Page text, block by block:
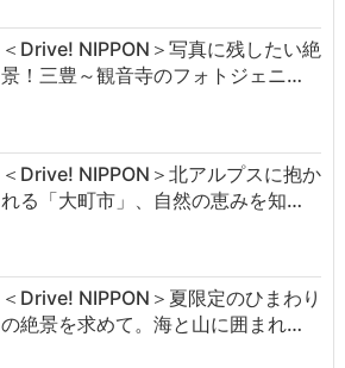
＜Drive! NIPPON＞写真に残したい絶
景！三豊～観音寺のフォトジェニ…
＜Drive! NIPPON＞北アルプスに抱か
れる「大町市」、自然の恵みを知…
＜Drive! NIPPON＞夏限定のひまわり
の絶景を求めて。海と山に囲まれ…